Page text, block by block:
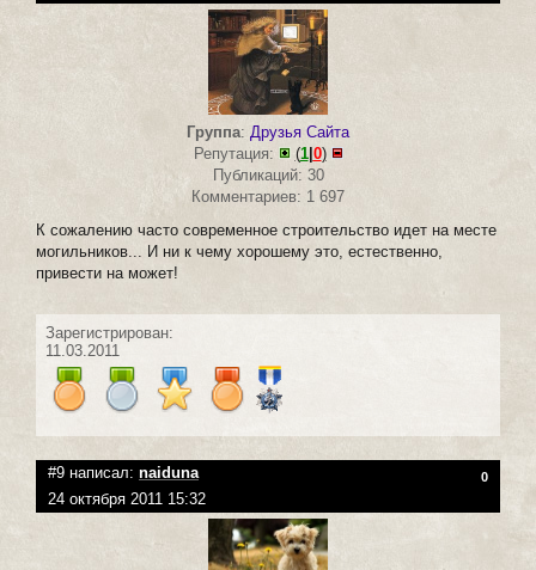
Группа: Друзья Сайта
Репутация:
(1| 0)
Публикаций: 30
Комментариев: 1 697
К сожалению часто современное строительство идет на месте
могильников... И ни к чему хорошему это, естественно,
привести на может!
Зарегистрирован:
11.03.2011
#9 написал: naiduna 0
24 октября 2011 15:32